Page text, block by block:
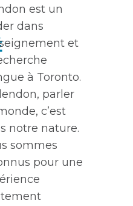
est un
dans
et
à Toronto.
parler
c’est
notre nature.
sommes
pour une